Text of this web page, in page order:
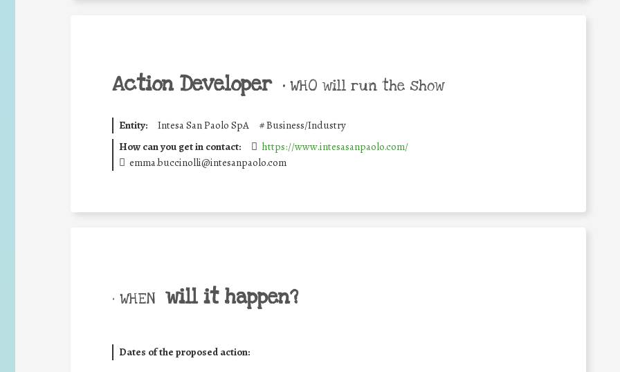
Action Developer • WHO will run the show
Entity: Intesa San Paolo SpA #Business/Industry
How can you get in contact:
https://www.intesasanpaolo.com/
emma.buccinolli@intesanpaolo.com
• WHEN will it happen?
Dates of the proposed action: